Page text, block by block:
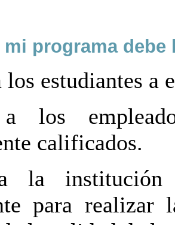
mi programa
los estudiantes a
los
calificados.
la institución
para